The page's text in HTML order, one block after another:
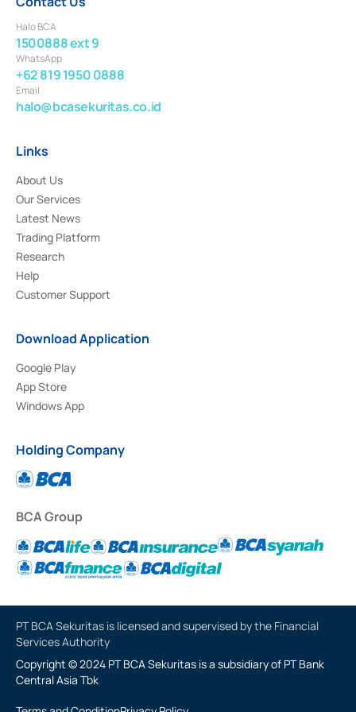
Halo BCA
1500888 ext 9
WhatsApp
+62 819 1950 0888
Email
halo@bcasekuritas.co.id
Links
About Us
Our Services
Latest News
Trading Platform
Research
Help
Customer Support
Download Application
Google Play
App Store
Windows App
Holding Company
BCA Group
PT BCA Sekuritas is licensed and supervised by the Financial
Services Authority
Copyright © 2024 PT BCA Sekuritas is a subsidiary of PT Bank
Central Asia Tbk